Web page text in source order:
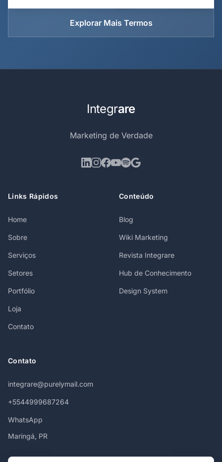
Explorar Mais Termos
Integrare
Marketing de Verdade
Links Rápidos
Home
Sobre
Serviços
Setores
Portfólio
Loja
Contato
Conteúdo
Blog
Wiki Marketing
Revista Integrare
Hub de Conhecimento
Design System
Contato
integrare@purelymail.com
+5544999687264
WhatsApp
Maringá, PR